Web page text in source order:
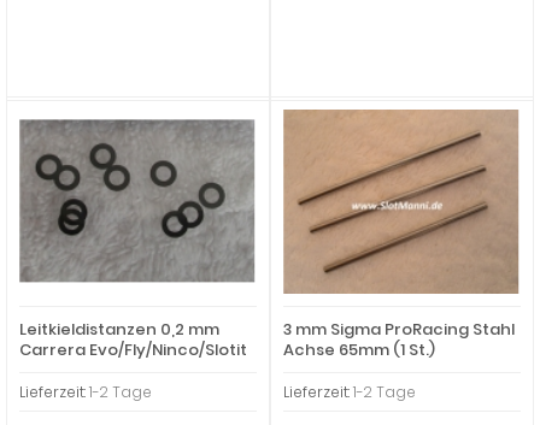
Leitkieldistanzen 0,2 mm
Carrera Evo/Fly/Ninco/Slotit
Lieferzeit:1-2 Tage
3 mm Sigma ProRacing Stahl
Achse 65mm (1 St.)
Lieferzeit:1-2 Tage